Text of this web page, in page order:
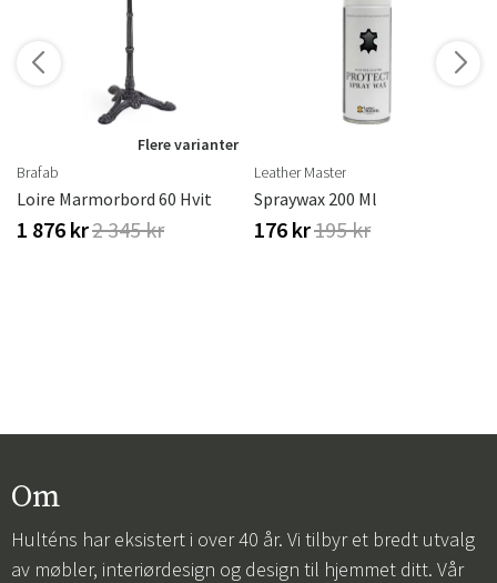
Flere varianter
Brafab
Loire Marmorbord 60 Hvit
1 876 kr2 345 kr
Leather Master
Spraywax 200 Ml
176 kr195 kr
Om
Hulténs har eksistert i over 40 år. Vi tilbyr et bredt utvalg
av møbler, interiørdesign og design til hjemmet ditt. Vår